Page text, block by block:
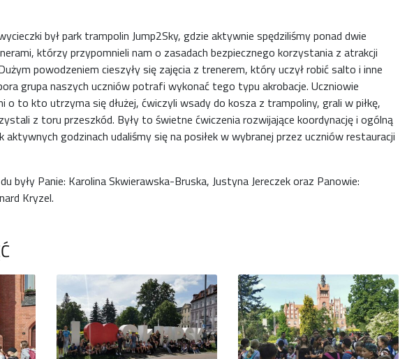
był park trampolin Jump2Sky, gdzie aktywnie spędziliśmy ponad dwie
którzy przypomnieli nam o zasadach bezpiecznego korzystania z atrakcji
powodzeniem cieszyły się zajęcia z trenerem, który uczył robić salto i inne
grupa naszych uczniów potrafi wykonać tego typu akrobacje. Uczniowie
o to kto utrzyma się dłużej, ćwiczyli wsady do kosza z trampoliny, grali w piłkę,
z toru przeszkód. Były to świetne ćwiczenia rozwijające koordynację i ogólną
godzinach udaliśmy się na posiłek w wybranej przez uczniów restauracji
były Panie: Karolina Skwierawska-Bruska, Justyna Jereczek oraz Panowie:
Kryzel.